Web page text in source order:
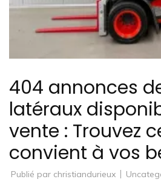
404 annonces
latéraux
vente : Trouvez
convient à vos
Publié par christiandurieux